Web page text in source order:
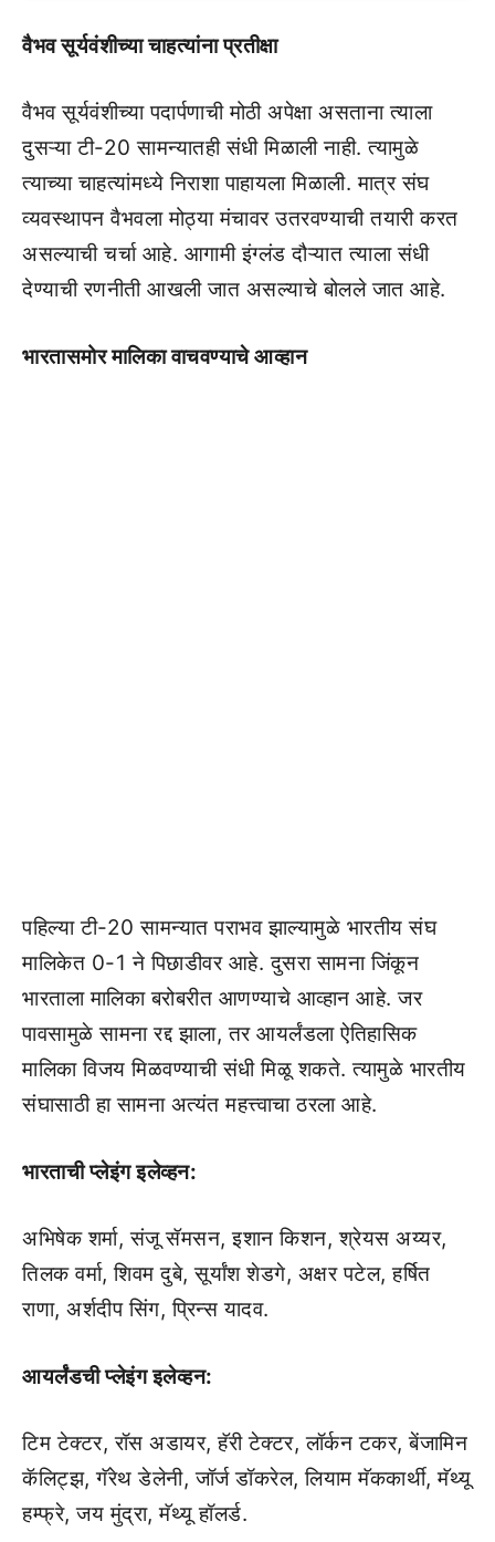
वैभव सूर्यवंशीच्या चाहत्यांना प्रतीक्षा
वैभव सूर्यवंशीच्या पदार्पणाची मोठी अपेक्षा असताना त्याला
दुसऱ्या टी-20 सामन्यातही संधी मिळाली नाही. त्यामुळे
त्याच्या चाहत्यांमध्ये निराशा पाहायला मिळाली. मात्र संघ
व्यवस्थापन वैभवला मोठ्या मंचावर उतरवण्याची तयारी करत
असल्याची चर्चा आहे. आगामी इंग्लंड दौऱ्यात त्याला संधी
देण्याची रणनीती आखली जात असल्याचे बोलले जात आहे.
भारतासमोर मालिका वाचवण्याचे आव्हान
पहिल्या टी-20 सामन्यात पराभव झाल्यामुळे भारतीय संघ
मालिकेत 0-1 ने पिछाडीवर आहे. दुसरा सामना जिंकून
भारताला मालिका बरोबरीत आणण्याचे आव्हान आहे. जर
पावसामुळे सामना रद्द झाला, तर आयर्लंडला ऐतिहासिक
मालिका विजय मिळवण्याची संधी मिळू शकते. त्यामुळे भारतीय
संघासाठी हा सामना अत्यंत महत्त्वाचा ठरला आहे.
भारताची प्लेइंग इलेव्हन:
अभिषेक शर्मा, संजू सॅमसन, इशान किशन, श्रेयस अय्यर,
तिलक वर्मा, शिवम दुबे, सूर्यांश शेडगे, अक्षर पटेल, हर्षित
राणा, अर्शदीप सिंग, प्रिन्स यादव.
आयर्लंडची प्लेइंग इलेव्हन:
टिम टेक्टर, रॉस अडायर, हॅरी टेक्टर, लॉर्कन टकर, बेंजामिन
कॅलिट्झ, गॅरेथ डेलेनी, जॉर्ज डॉकरेल, लियाम मॅककार्थी, मॅथ्यू
हम्फ्रे, जय मुंद्रा, मॅथ्यू हॉलर्ड.